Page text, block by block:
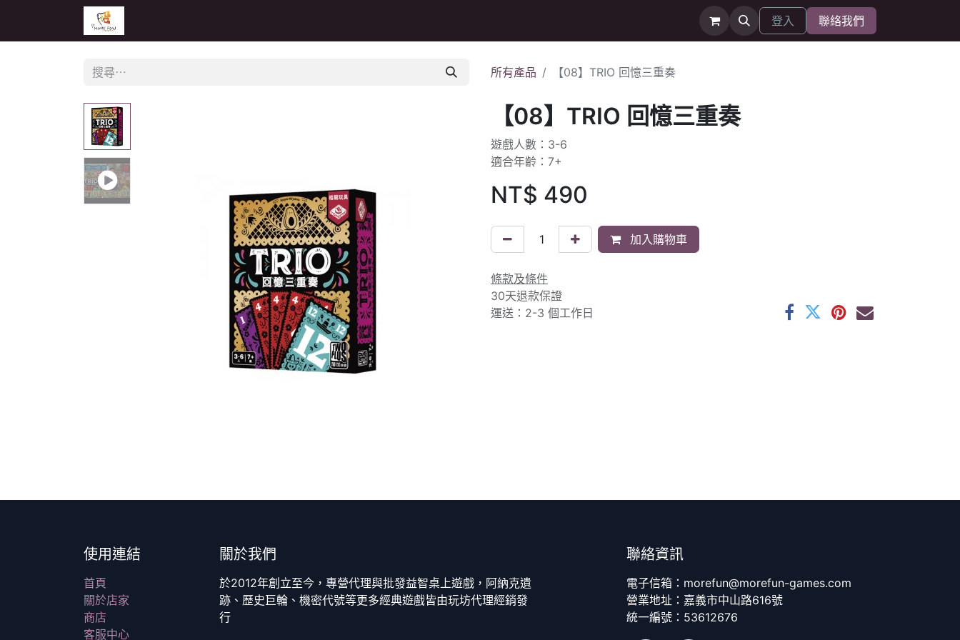
登入 聯絡我們
所有產品 【08】TRIO 回憶三重奏
【08】TRIO 回憶三重奏
遊戲人數：3-6
適合年齡：7+
NT$ 490
加入購物車
條款及條件
30天退款保證
運送：2-3 個工作日
使用連結
首頁
關於店家
商店
客服中心
關於我們
於2012年創立至今，專營代理與批發益智桌上遊戲，阿納克遺
跡、歷史巨輪、機密代號等更多經典遊戲皆由玩坊代理經銷發
行
聯絡資訊
電子信箱：morefun@morefun-games.com
營業地址：嘉義市中山路616號
統一編號：53612676